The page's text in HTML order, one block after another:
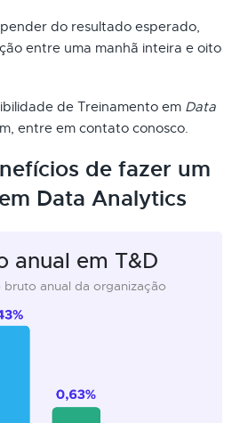
do resultado esperado,
entre uma manhã inteira e oito
de Treinamento em Data
entre em contato conosco.
de fazer um
Data Analytics
anual em T&D
anual da organização